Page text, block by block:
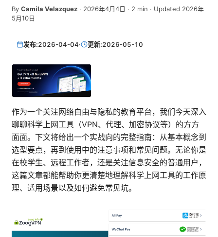
By Camila Velazquez · 2026年4月4日 · 2 min · Updated 2026年
5月10日
发布:2026-04-04· 更新:2026-05-10
作为一个关注网络自由与隐私的教育平台，我们今天深入
聊聊科学上网工具（VPN、代理、加密协议等）的方方
面面。下文将给出一个实战向的完整指南：从基本概念到
选型要点，再到使用中的注意事项和常见问题。无论你是
在校学生、远程工作者，还是关注信息安全的普通用户，
这篇文章都能帮助你更清楚地理解科学上网工具的工作原
理、适用场景以及如何避免常见坑。